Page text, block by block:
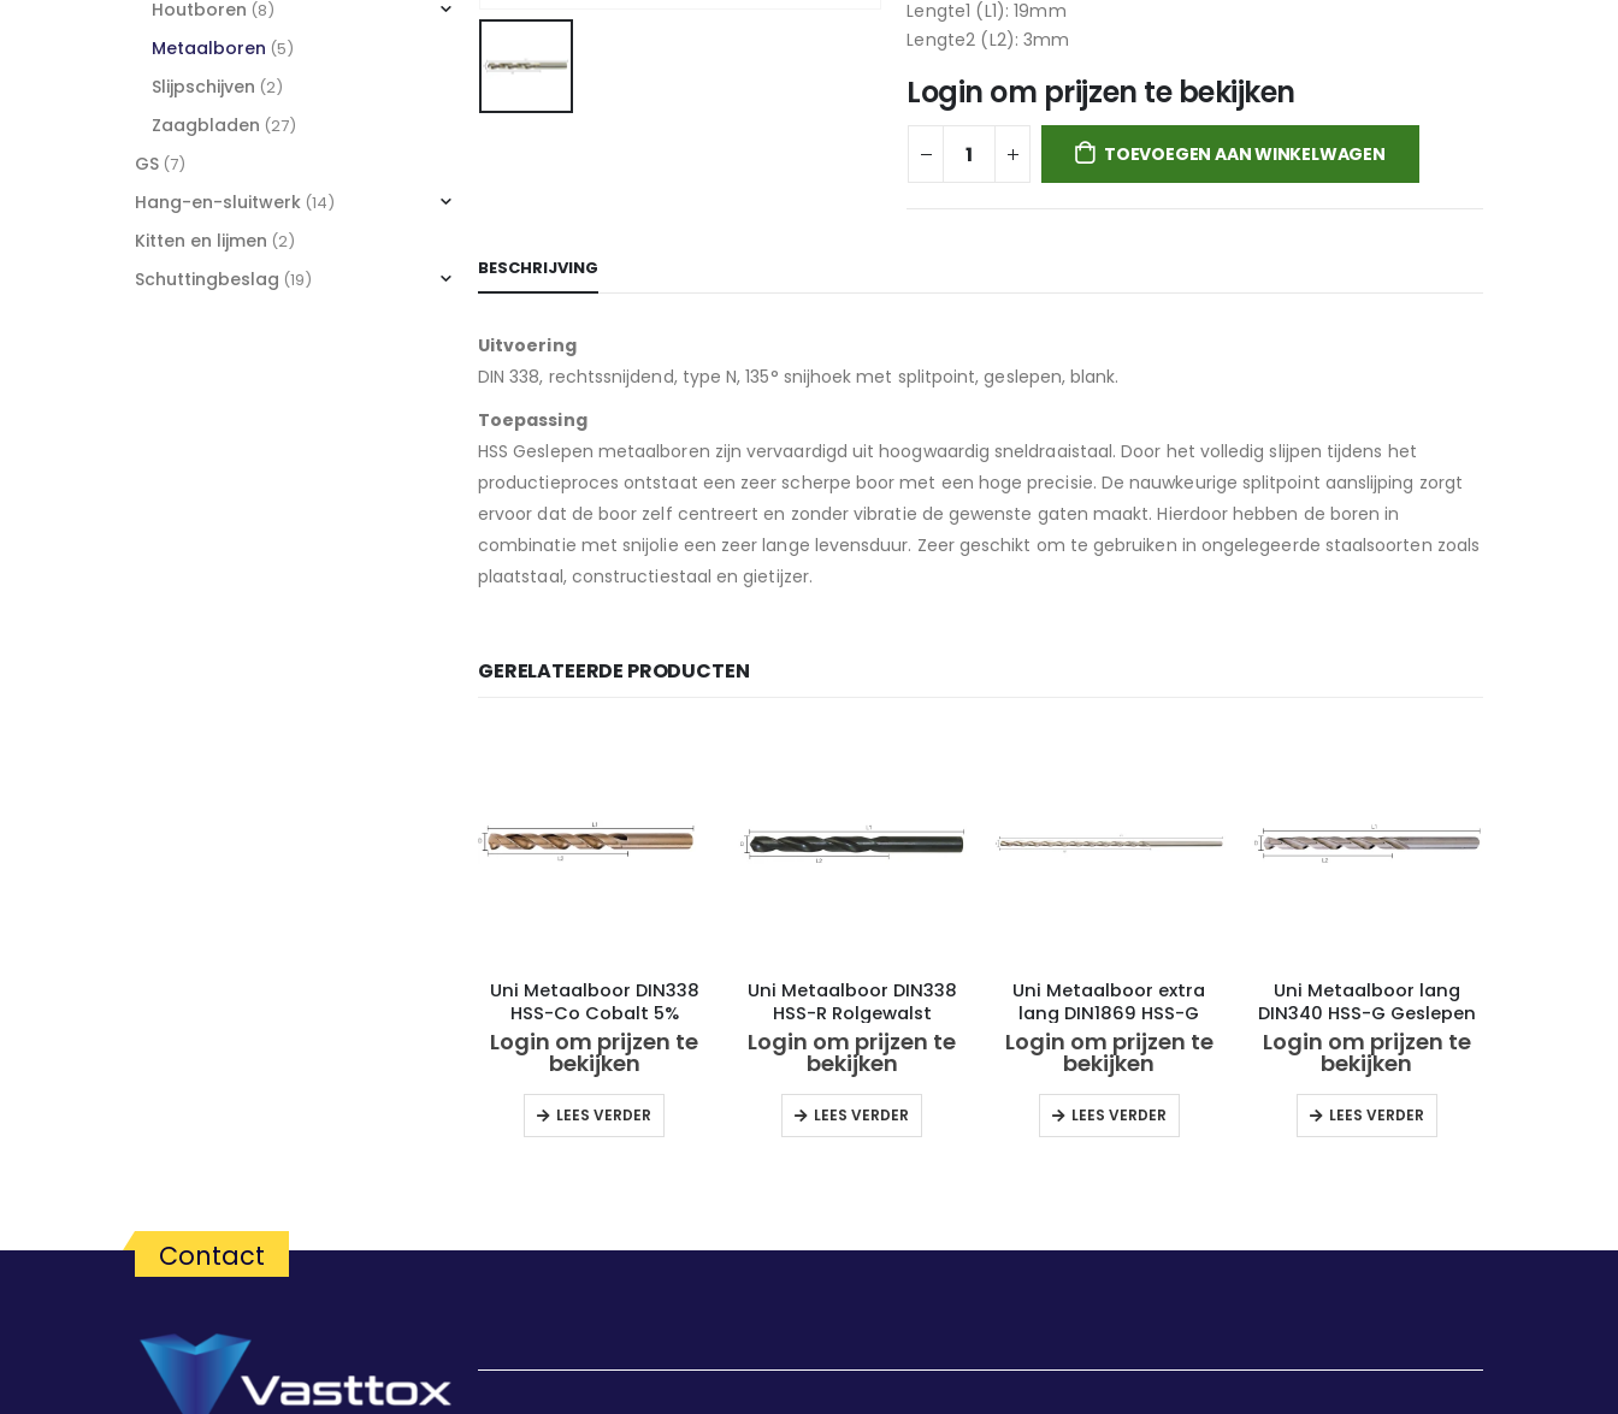
Lengte1 (L1): 19mm
Lengte2 (L2): 3mm
Login om prijzen te bekijken
TOEVOEGEN AAN WINKELWAGEN
BESCHRIJVING
Uitvoering
DIN 338, rechtssnijdend, type N, 135° snijhoek met splitpoint, geslepen, blank.
Toepassing
HSS Geslepen metaalboren zijn vervaardigd uit hoogwaardig sneldraaistaal. Door het volledig slijpen tijdens het
productieproces ontstaat een zeer scherpe boor met een hoge precisie. De nauwkeurige splitpoint aanslijping zorgt
ervoor dat de boor zelf centreert en zonder vibratie de gewenste gaten maakt. Hierdoor hebben de boren in
combinatie met snijolie een zeer lange levensduur. Zeer geschikt om te gebruiken in ongelegeerde staalsoorten zoals
plaatstaal, constructiestaal en gietijzer.
GERELATEERDE PRODUCTEN
Uni Metaalboor DIN338
HSS-Co Cobalt 5%
Login om prijzen te
bekijken
LEES VERDER
Uni Metaalboor DIN338
HSS-R Rolgewalst
Login om prijzen te
bekijken
LEES VERDER
Uni Metaalboor extra
lang DIN1869 HSS-G
Geslepen
Login om prijzen te
bekijken
LEES VERDER
Uni Metaalboor lang
DIN340 HSS-G Geslepen
Login om prijzen te
bekijken
LEES VERDER
Houtboren (8)
Metaalboren (5)
Slijpschijven (2)
Zaagbladen (27)
GS (7)
Hang-en-sluitwerk (14)
Kitten en lijmen (2)
Schuttingbeslag (19)
Contact